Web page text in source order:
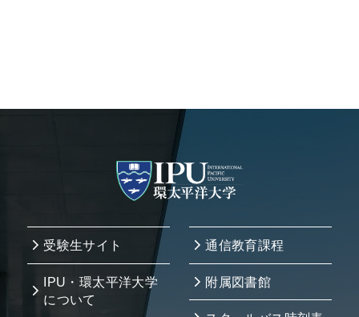
受験生サイト
IPU・環太平洋大学
について
通信教育課程
附属図書館